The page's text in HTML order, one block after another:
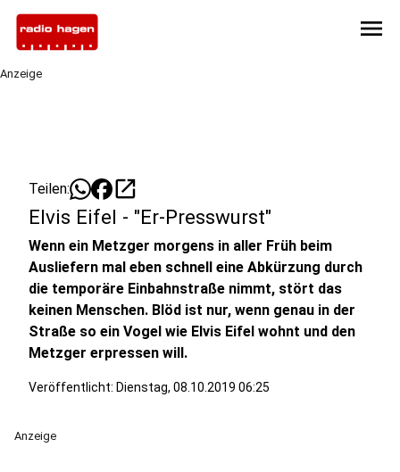
menu
Anzeige
Teilen: open_in_new
Elvis Eifel - "Er-Presswurst"
Wenn ein Metzger morgens in aller Früh beim
Ausliefern mal eben schnell eine Abkürzung durch
die temporäre Einbahnstraße nimmt, stört das
keinen Menschen. Blöd ist nur, wenn genau in der
Straße so ein Vogel wie Elvis Eifel wohnt und den
Metzger erpressen will.
Veröffentlicht: Dienstag, 08.10.2019 06:25
Anzeige